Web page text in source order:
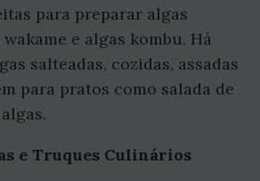
para preparar algas
e algas kombu. Há
salteadas, cozidas, assadas
para pratos como salada de
e Truques Culinários